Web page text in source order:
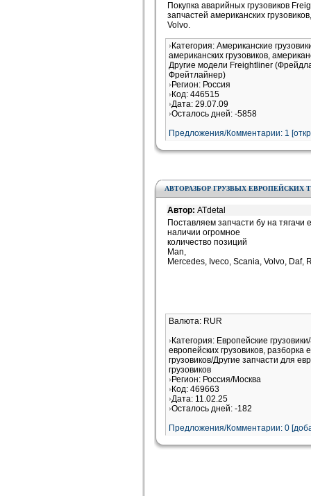
Покупка аварийных грузовиков
запчастей американских
Volvo.
Категория: Американские
американских грузовиков,
Другие модели Freightliner
Фрейтлайнер)
Регион: Россия
Код: 446515
Дата: 29.07.09
Осталось дней: -5858
Предложения/Комментарии: 1 [
АВТОРАЗБОР ГРУЗВЫХ ЕВРОПЕЙСКИХ
Автор: ATdetal
Поставляем запчасти бу на тягачи
наличии огромное
количество позиций
Man,
Mercedes, Iveco, Scania, Volvo, Daf,
Валюта: RUR
Категория: Европейские
европейских грузовиков, разборка
грузовиков/Другие запчасти для
грузовиков
Регион: Россия/Москва
Код: 469663
Дата: 11.02.25
Осталось дней: -182
Предложения/Комментарии: 0